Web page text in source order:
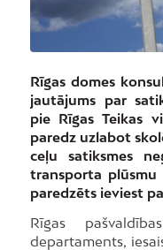
Rīgas domes
jautājums par
pie Rīgas Teikas
paredz uzlabot
ceļu satiksmes
transporta plūsmu
paredzēts ieviest
Rīgas
departaments,